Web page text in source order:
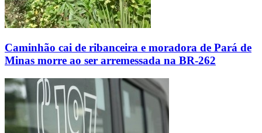
Caminhão cai de ribanceira e moradora de Pará de
Minas morre ao ser arremessada na BR-262